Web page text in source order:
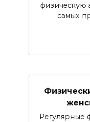
физическую
самых
Регулярные